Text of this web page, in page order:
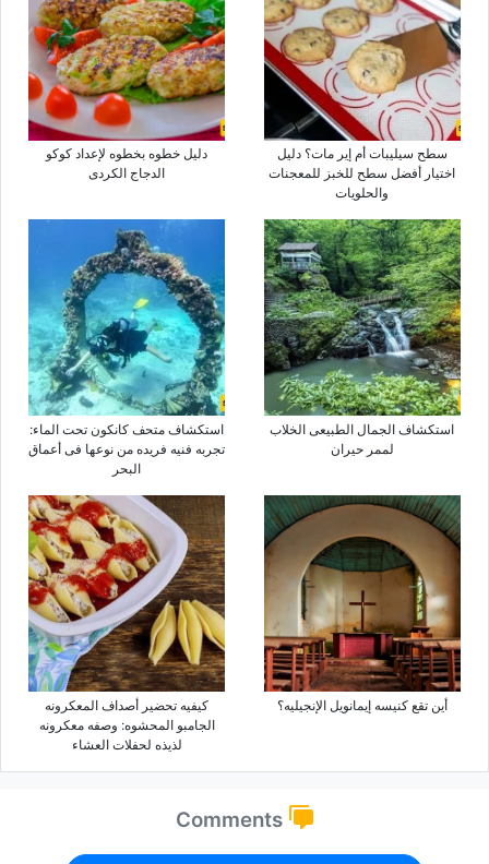
سطح سیلیبات أم إیر مات؟ دلیل
اختیار أفضل سطح للخبز للمعجنات
والحلویات
دلیل خطوه بخطوه لإعداد کوکو
الدجاج الکردی
استکشاف الجمال الطبیعی الخلاب
لممر حیران
استکشاف متحف کانکون تحت الماء:
تجربه فنیه فریده من نوعها فی أعماق
البحر
أین تقع کنیسه إیمانویل الإنجیلیه؟
کیفیه تحضیر أصداف المعکرونه
الجامبو المحشوه: وصفه معکرونه
لذیذه لحفلات العشاء
Comments